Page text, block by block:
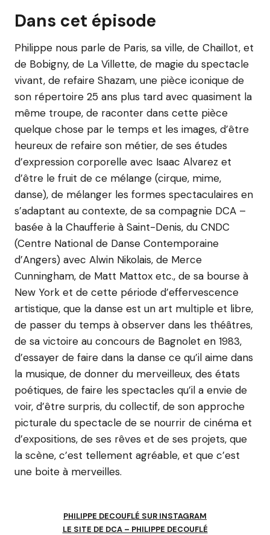
Dans cet épisode
Philippe nous parle de Paris, sa ville, de Chaillot, et
de Bobigny, de La Villette, de magie du spectacle
vivant, de refaire Shazam, une pièce iconique de
son répertoire 25 ans plus tard avec quasiment la
même troupe, de raconter dans cette pièce
quelque chose par le temps et les images, d’être
heureux de refaire son métier, de ses études
d’expression corporelle avec Isaac Alvarez et
d’être le fruit de ce mélange (cirque, mime,
danse), de mélanger les formes spectaculaires en
s’adaptant au contexte, de sa compagnie DCA –
basée à la Chaufferie à Saint-Denis, du CNDC
(Centre National de Danse Contemporaine
d’Angers) avec Alwin Nikolais, de Merce
Cunningham, de Matt Mattox etc., de sa bourse à
New York et de cette période d’effervescence
artistique, que la danse est un art multiple et libre,
de passer du temps à observer dans les théâtres,
de sa victoire au concours de Bagnolet en 1983,
d’essayer de faire dans la danse ce qu’il aime dans
la musique, de donner du merveilleux, des états
poétiques, de faire les spectacles qu’il a envie de
voir, d’être surpris, du collectif, de son approche
picturale du spectacle de se nourrir de cinéma et
d’expositions, de ses rêves et de ses projets, que
la scène, c’est tellement agréable, et que c’est
une boite à merveilles.
PHILIPPE DECOUFLÉ SUR INSTAGRAM
LE SITE DE DCA – PHILIPPE DECOUFLÉ